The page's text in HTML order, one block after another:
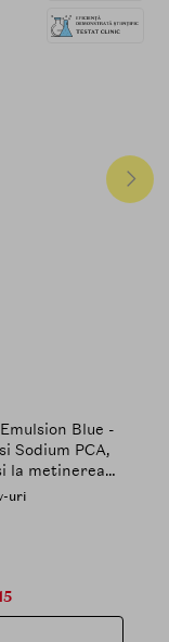
Blue -
Sodium PCA,
la metinerea
400 ml
uri